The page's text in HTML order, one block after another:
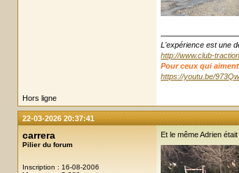
L'expérience est une
http://www.club-
Pour ceux qui
https://youtu.be/
Hors ligne
22-03-2026 20:37:41
carrera
Pilier du forum
Inscription : 16-08-2006
Et le même Adrien